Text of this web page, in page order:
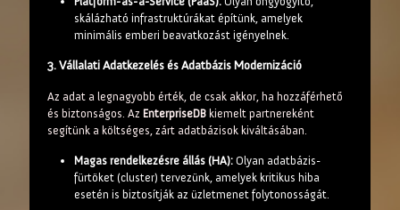
skálázható infrastruktúrákat építünk, amelyek
minimális emberi beavatkozást igényelnek.
3. Vállalati Adatkezelés és Adatbázis Modernizáció
Az adat a legnagyobb érték, de csak akkor, ha hozzáférhető
és biztonságos. Az EnterpriseDB kiemelt partnereként
segítünk a költséges, zárt adatbázisok kiváltásában.
Magas rendelkezésre állás (HA): Olyan adatbázis-
fürtöket (cluster) tervezünk, amelyek kritikus hiba
esetén is biztosítják az üzletmenet folytonosságát.